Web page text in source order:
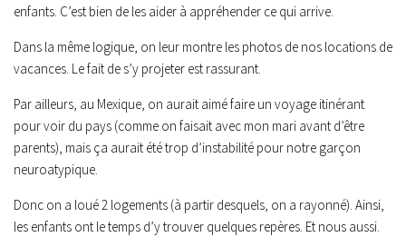
enfants. C’est bien de les aider à appréhender ce qui arrive.
Dans la même logique, on leur montre les photos de nos locations de
vacances. Le fait de s’y projeter est rassurant.
Par ailleurs, au Mexique, on aurait aimé faire un voyage itinérant
pour voir du pays (comme on faisait avec mon mari avant d’être
parents), mais ça aurait été trop d’instabilité pour notre garçon
neuroatypique.
Donc on a loué 2 logements (à partir desquels, on a rayonné). Ainsi,
les enfants ont le temps d’y trouver quelques repères. Et nous aussi.